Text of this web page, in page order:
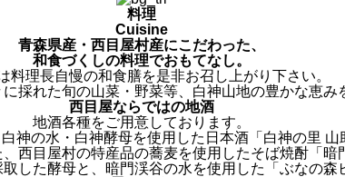
料理
Cuisine
青森県産・西目屋村産にこだわった、
和食づくしの料理でおもてなし。
料理長自慢の和食膳を是非お召し上がり下さい。
採れた旬の山菜・野菜等、白神山地の豊かな恵み
西目屋ならではの地酒
地酒各種をご用意しております。
神の水・白神酵母を使用した日本酒「白神の里 山
西目屋村の特産品の蕎麦を使用したそば焼酎「暗
した酵母と、暗門渓谷の水を使用した「ぶなの森